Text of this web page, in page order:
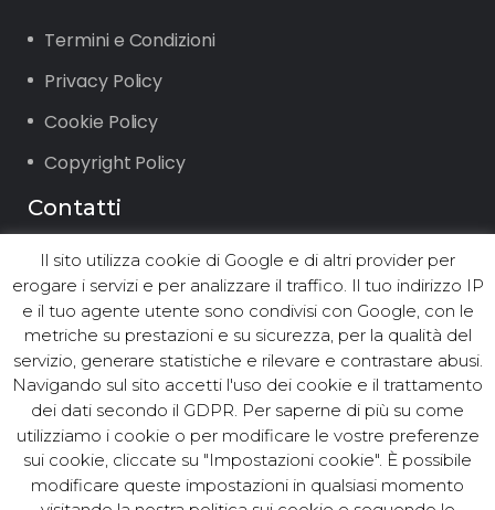
Termini e Condizioni
Privacy Policy
Cookie Policy
Copyright Policy
Contatti
Via Vigone 42 10064 Pinerolo (TO)
Tel. +39.0121.2361 ∙ Fax +39.0121.236294
Email: info@asst.it
PEC:asst@postacert.asst.it
© ASST Acea Servizi Strumentali
Territoriali S.r.l. - Tutti i diritti
Il sito utilizza cookie di Google e di altri provider per
erogare i servizi e per analizzare il traffico. Il tuo indirizzo IP
e il tuo agente utente sono condivisi con Google, con le
metriche su prestazioni e su sicurezza, per la qualità del
servizio, generare statistiche e rilevare e contrastare abusi.
Navigando sul sito accetti l'uso dei cookie e il trattamento
dei dati secondo il GDPR. Per saperne di più su come
utilizziamo i cookie o per modificare le vostre preferenze
sui cookie, cliccate su "Impostazioni cookie". È possibile
modificare queste impostazioni in qualsiasi momento